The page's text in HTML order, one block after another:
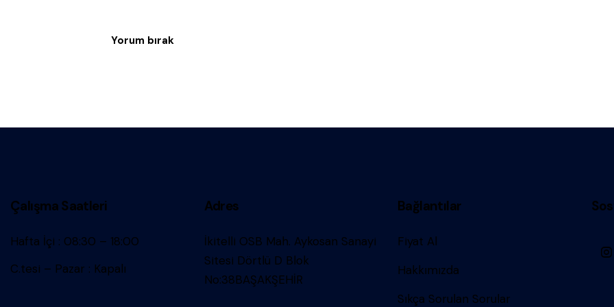
Çalışma Saatleri
Hafta İçi : 08:30 – 18:00
C.tesi – Pazar : Kapalı
Adres
İkitelli OSB Mah. Aykosan Sanayi
Sitesi Dörtlü D Blok
No:38BAŞAKŞEHİR
Bağlantılar
Fiyat Al
Hakkımızda
Sıkça Sorulan Sorular